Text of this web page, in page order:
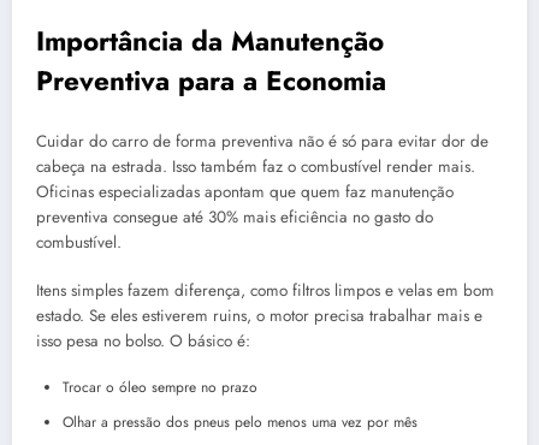
Importância da Manutenção
Preventiva para a Economia
Cuidar do carro de forma preventiva não é só para evitar dor de
cabeça na estrada. Isso também faz o combustível render mais.
Oficinas especializadas apontam que quem faz manutenção
preventiva consegue até 30% mais eficiência no gasto do
combustível.
Itens simples fazem diferença, como filtros limpos e velas em bom
estado. Se eles estiverem ruins, o motor precisa trabalhar mais e
isso pesa no bolso. O básico é:
Trocar o óleo sempre no prazo
Olhar a pressão dos pneus pelo menos uma vez por mês